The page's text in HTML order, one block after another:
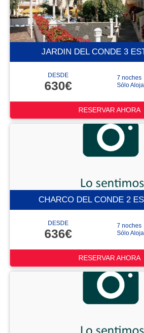
JARDIN DEL CONDE 3
DESDE
630€
7 noches
Sólo
RESERVAR AHORA
CHARCO DEL CONDE 2
DESDE
636€
7 noches
Sólo
RESERVAR AHORA